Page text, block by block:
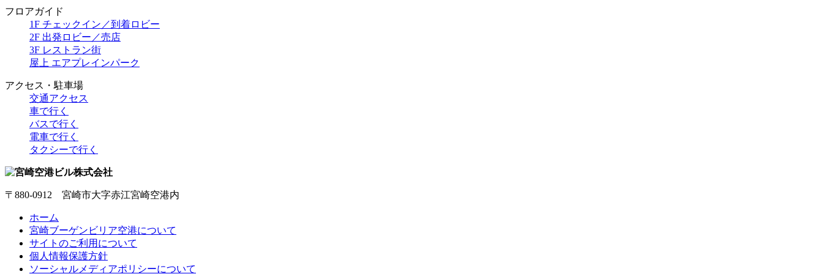
フロアガイド
1F チェックイン／到着ロビー
2F 出発ロビー／売店
3F レストラン街
屋上 エアプレインパーク
アクセス・駐車場
交通アクセス
車で行く
バスで行く
電車で行く
タクシーで行く
〒880-0912 宮崎市大字赤江宮崎空港内
ホーム
宮崎ブーゲンビリア空港について
サイトのご利用について
個人情報保護方針
ソーシャルメディアポリシーについて